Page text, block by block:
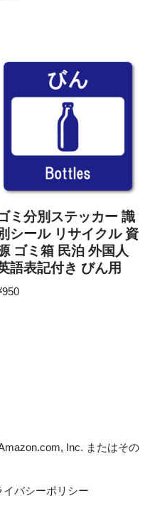
ミ分別ステッカー 識
シール リサイクル 資
ゴミ箱 民泊 外国人
語表記付き びん用
950
Inc. またはその
イバシーポリシー